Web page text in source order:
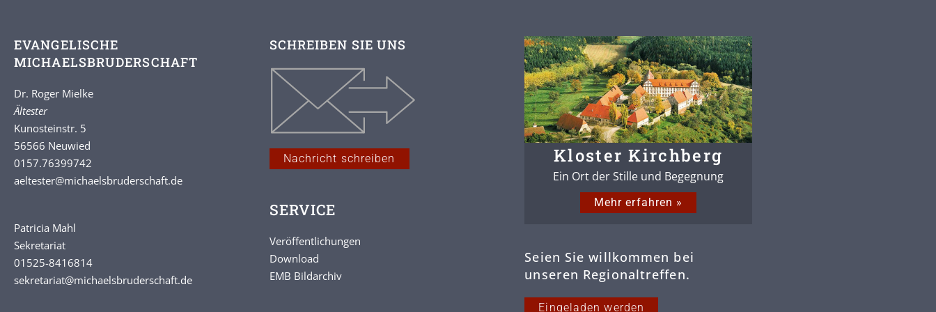
EVANGELISCHE
MICHAELSBRUDERSCHAFT
Dr. Roger Mielke
Ältester
Kunosteinstr. 5
56566 Neuwied
0157.76399742
aeltester@michaelsbruderschaft.de
Patricia Mahl
Sekretariat
01525-8416814
sekretariat@michaelsbruderschaft.de
SCHREIBEN SIE UNS
Nachricht schreiben
SERVICE
Veröffentlichungen
Download
EMB Bildarchiv
Kloster Kirchberg
Ein Ort der Stille und Begegnung
Mehr erfahren »
Seien Sie willkommen bei
unseren Regionaltreffen.
Eingeladen werden